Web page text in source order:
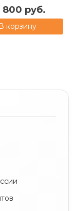
800 руб.
В корзину